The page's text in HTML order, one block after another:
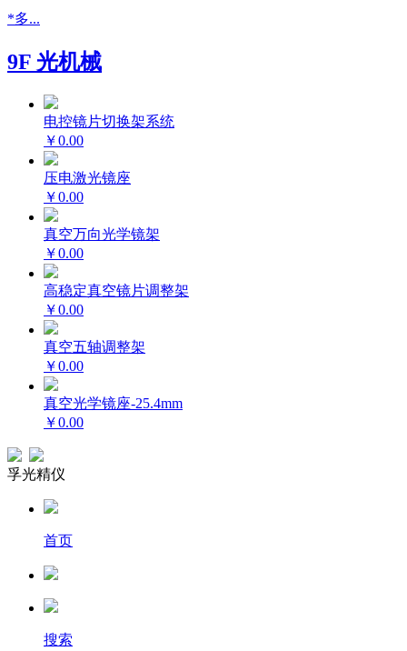
*多...
9F 光机械
电控镜片切换架系统
￥0.00
压电激光镜座
￥0.00
真空万向光学镜架
￥0.00
高稳定真空镜片调整架
￥0.00
真空五轴调整架
￥0.00
真空光学镜座-25.4mm
￥0.00
孚光精仪
首页
搜索